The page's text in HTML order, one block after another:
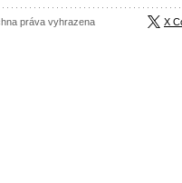
práva vyhrazena X